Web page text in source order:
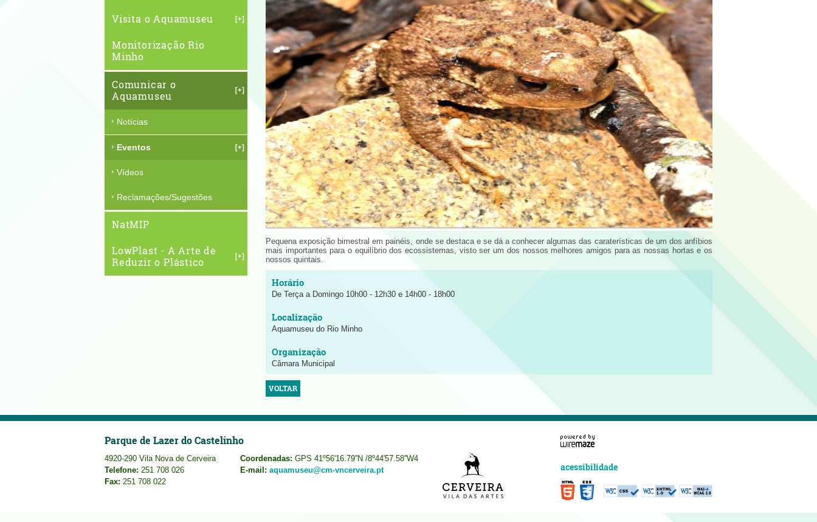
Visita o Aquamuseu
Monitorização Rio
Minho
Comunicar o
Aquamuseu
Notícias
Eventos
Vídeos
Reclamações/Sugestões
NatMIP
LowPlast - A Arte de
Reduzir o Plástico
Pequena exposição bimestral em painéis, onde se destaca e se dá a conhecer algumas das caraterísticas de um dos anfíbios
mais importantes para o equilíbrio dos ecossistemas, visto ser um dos nossos melhores amigos para as nossas hortas e os
nossos quintais.
De Terça a Domingo 10h00 - 12h30 e 14h00 - 18h00
Aquamuseu do Rio Minho
Câmara Municipal
VOLTAR
Parque de Lazer do Castelinho
4920-290 Vila Nova de Cerveira
Telefone: 251 708 026
Fax: 251 708 022
Coordenadas: GPS 41º56'16.79''N /8º44'57.58''W4
E-mail: aquamuseu@cm-vncerveira.pt acessibilidade